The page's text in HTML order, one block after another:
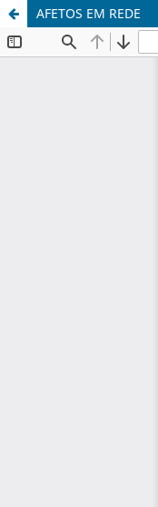
AFETOS EM REDE